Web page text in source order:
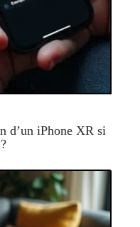
d’un iPhone XR si